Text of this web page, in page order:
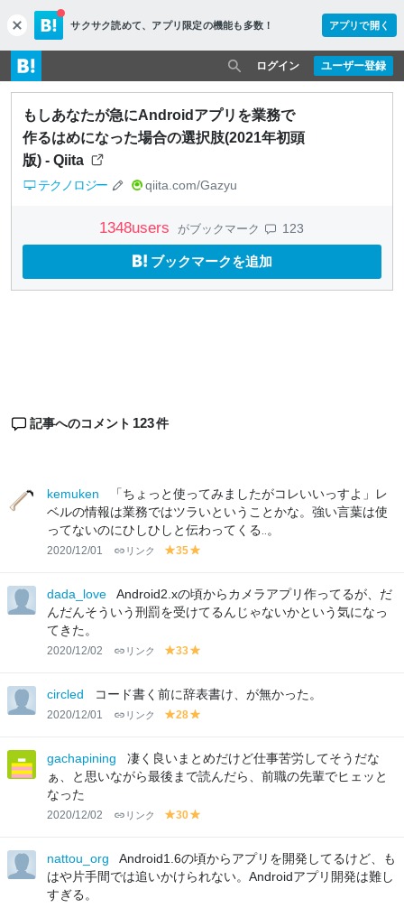
c
l
o
s
e
サクサク読めて、 アプリ限定の機能も多数！ アプリで開く
ユーザー登録
ログイン
もしあなたが急にAndroidアプリを業務で
作るはめになった場合の選択肢(2021年初頭
版) - Qiita
テクノロジー qiita.com/Gazyu
1348users がブックマーク 123
ブックマークを追加
記事へのコメント 123件
kemuken
「ちょっと使ってみましたがコレいいっすよ」レ
ベルの情報は業務ではツラいということかな。強い言葉は使
ってないのにひしひしと伝わってくる‥。
2020/12/01 リンク
y
lo
w
35
lo
w
dada_love
Android2.xの頃からカメラアプリ作ってるが、だ
んだんそういう刑罰を受けてるんじゃないかという気になっ
てきた。
2020/12/02 リンク
y
lo
w
33
lo
w
circled コード書く前に辞表書け、が無かった。
2020/12/01 リンク
y
lo
w
28
lo
w
gachapining
凄く良いまとめだけど仕事苦労してそうだな
ぁ、と思いながら最後まで読んだら、前職の先輩でヒェッと
なった
2020/12/02 リンク
y
lo
w
30
lo
w
nattou_org
Android1.6の頃からアプリを開発してるけど、も
はや片手間では追いかけられない。Androidアプリ開発は難し
すぎる。